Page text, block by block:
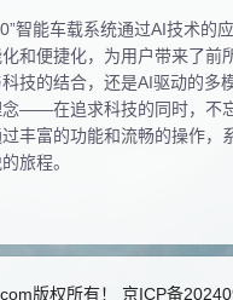
智能车载系统通过AI技术的
和便捷化，为用户带来了前
技的结合，还是AI驱动的多
念——在追求科技的同时，不
丰富的功能和流畅的操作，
旅程。
版权所有！ 京ICP备